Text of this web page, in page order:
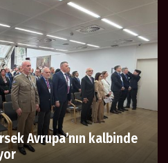
Avrupa’nın kalbinde